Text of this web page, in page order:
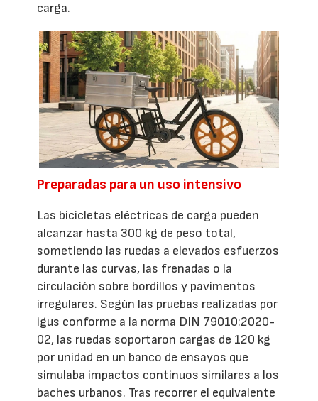
carga.
Preparadas para un uso intensivo
Las bicicletas eléctricas de carga pueden
alcanzar hasta 300 kg de peso total,
sometiendo las ruedas a elevados esfuerzos
durante las curvas, las frenadas o la
circulación sobre bordillos y pavimentos
irregulares. Según las pruebas realizadas por
igus conforme a la norma DIN 79010:2020-
02, las ruedas soportaron cargas de 120 kg
por unidad en un banco de ensayos que
simulaba impactos continuos similares a los
baches urbanos. Tras recorrer el equivalente